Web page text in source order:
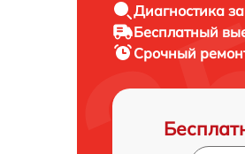
Диагностика
Бесплатный
Срочный